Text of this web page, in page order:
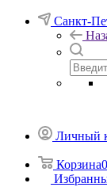
Санкт-
Личный
Корзина0